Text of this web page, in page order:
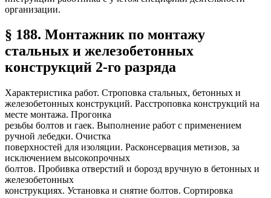
организации.
§ 188. Монтажник по монтажу
стальных и железобетонных
конструкций 2-го разряда
Характеристика работ. Строповка стальных, бетонных и
железобетонных конструкций. Расстроповка конструкций на
месте монтажа. Прогонка
резьбы болтов и гаек. Выполнение работ с применением
ручной лебедки. Очистка
поверхностей для изоляции. Расконсервация метизов, за
исключением высокопрочных
болтов. Пробивка отверстий и борозд вручную в бетонных и
железобетонных
конструкциях. Установка и снятие болтов. Сортировка